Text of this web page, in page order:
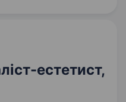
естетист,